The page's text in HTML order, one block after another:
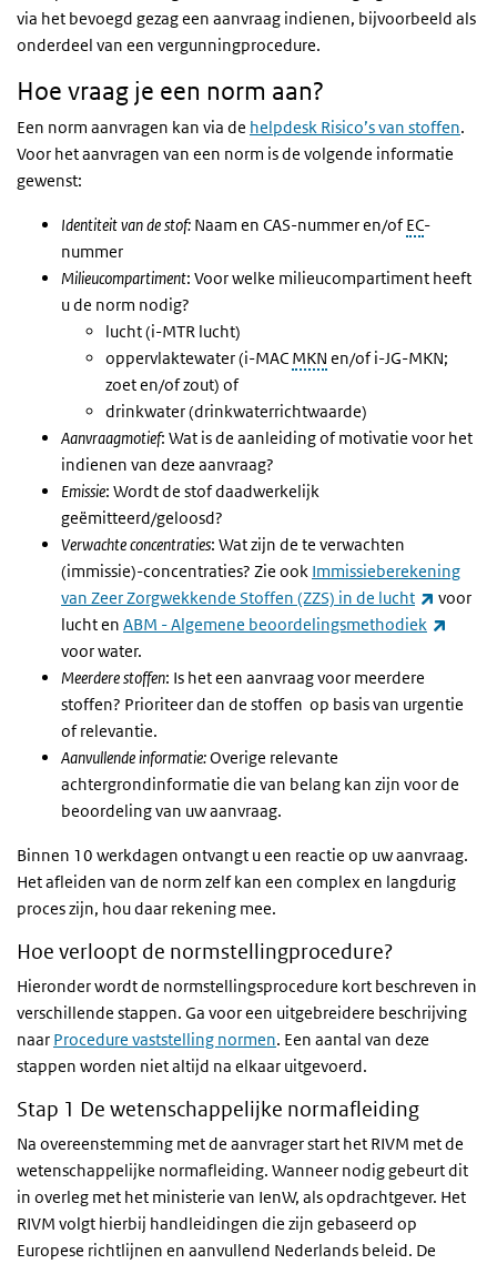
via het bevoegd gezag een aanvraag indienen, bijvoorbeeld als
onderdeel van een vergunningprocedure.
Hoe vraag je een norm aan?
Een norm aanvragen kan via de helpdesk Risico’s van stoffen.
Voor het aanvragen van een norm is de volgende informatie
gewenst:
Identiteit van de stof: Naam en CAS-nummer en/ofEC-
nummer
Milieucompartiment: Voor welke milieucompartiment heeft
u de norm nodig?
lucht (i-MTR lucht)
oppervlaktewater (i-MAC MKN en/of i-JG-MKN;
zoet en/of zout) of
drinkwater (drinkwaterrichtwaarde)
Aanvraagmotief: Wat is de aanleiding of motivatie voor het
indienen van deze aanvraag?
Emissie: Wordt de stof daadwerkelijk
geëmitteerd/geloosd?
Verwachte concentraties: Wat zijn de te verwachten
(immissie)-concentraties? Zie ook Immissieberekening
van Zeer Zorgwekkende Stoffen (ZZS) in de lucht
voor
lucht en ABM - Algemene beoordelingsmethodiek
voor water.
Meerdere stoffen: Is het een aanvraag voor meerdere
stoffen? Prioriteer dan de stoffen op basis van urgentie
of relevantie.
Aanvullende informatie:Overige relevante
achtergrondinformatie die van belang kan zijn voor de
beoordeling van uw aanvraag.
Binnen 10 werkdagen ontvangt u een reactie op uw aanvraag.
Het afleiden van de norm zelf kan een complex en langdurig
proces zijn, hou daar rekening mee.
Hoe verloopt de normstellingprocedure?
Hieronder wordt de normstellingsprocedure kort beschreven in
verschillende stappen. Ga voor een uitgebreidere beschrijving
naar Procedure vaststelling normen. Een aantal van deze
stappen worden niet altijd na elkaar uitgevoerd.
Stap 1 De wetenschappelijke normafleiding
Na overeenstemming met de aanvrager start het RIVM met de
wetenschappelijke normafleiding. Wanneer nodig gebeurt dit
in overleg met het ministerie van IenW, als opdrachtgever. Het
RIVM volgt hierbij handleidingen die zijn gebaseerd op
Europese richtlijnen en aanvullend Nederlands beleid. De